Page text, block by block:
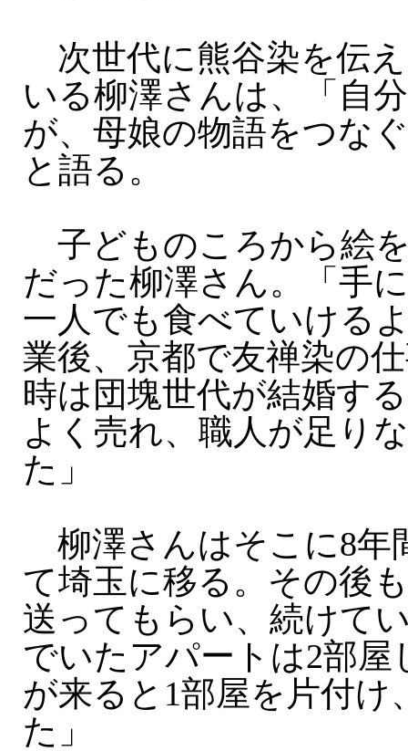
次世代に熊谷染を伝
いる柳澤さんは、「自
が、母娘の物語をつな
と語る。
子どものころから絵
だった柳澤さん。「手
一人でも食べていける
業後、京都で友禅染の
時は団塊世代が結婚す
よく売れ、職人が足り
た」
柳澤さんはそこに8年
て埼玉に移る。その後
送ってもらい、続けて
でいたアパートは2部屋
が来ると1部屋を片付け
た」